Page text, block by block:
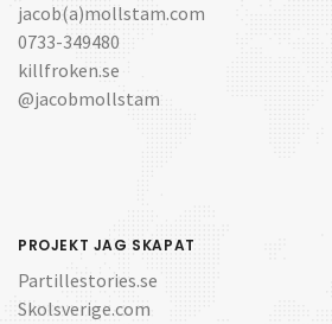
jacob(a)mollstam.com
0733-349480
killfroken.se
@jacobmollstam
PROJEKT JAG SKAPAT
Partillestories.se
Skolsverige.com